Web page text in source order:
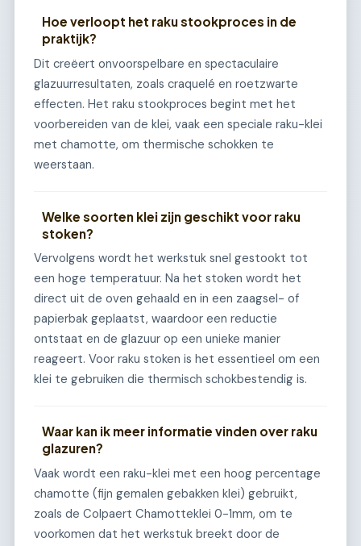
Hoe verloopt het raku stookproces in de
praktijk?
Dit creëert onvoorspelbare en spectaculaire
glazuurresultaten, zoals craquelé en roetzwarte
effecten. Het raku stookproces begint met het
voorbereiden van de klei, vaak een speciale raku-klei
met chamotte, om thermische schokken te
weerstaan.
Welke soorten klei zijn geschikt voor raku
stoken?
Vervolgens wordt het werkstuk snel gestookt tot
een hoge temperatuur. Na het stoken wordt het
direct uit de oven gehaald en in een zaagsel- of
papierbak geplaatst, waardoor een reductie
ontstaat en de glazuur op een unieke manier
reageert. Voor raku stoken is het essentieel om een
klei te gebruiken die thermisch schokbestendig is.
Waar kan ik meer informatie vinden over raku
glazuren?
Vaak wordt een raku-klei met een hoog percentage
chamotte (fijn gemalen gebakken klei) gebruikt,
zoals de Colpaert Chamotteklei 0-1mm, om te
voorkomen dat het werkstuk breekt door de